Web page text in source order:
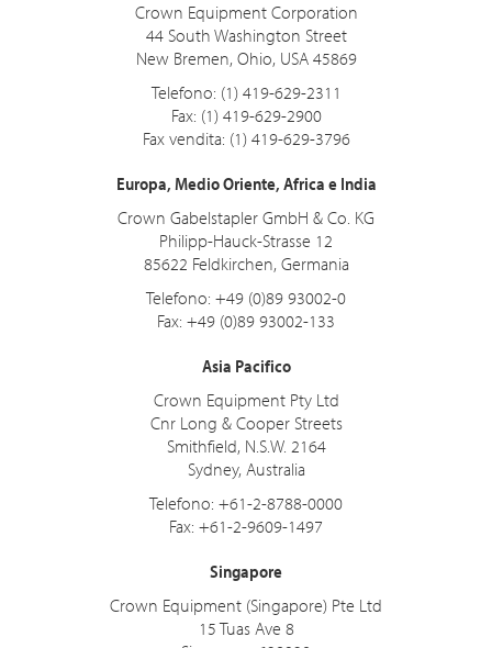
Crown Equipment Corporation
44 South Washington Street
New Bremen, Ohio, USA 45869
Telefono: (1) 419-629-2311
Fax: (1) 419-629-2900
Fax vendita: (1) 419-629-3796
Europa, Medio Oriente, Africa e India
Crown Gabelstapler GmbH & Co. KG
Philipp-Hauck-Strasse 12
85622 Feldkirchen, Germania
Telefono: +49 (0)89 93002-0
Fax: +49 (0)89 93002-133
Asia Pacifico
Crown Equipment Pty Ltd
Cnr Long & Cooper Streets
Smithfield, N.S.W. 2164
Sydney, Australia
Telefono: +61-2-8788-0000
Fax: +61-2-9609-1497
Singapore
Crown Equipment (Singapore) Pte Ltd
15 Tuas Ave 8